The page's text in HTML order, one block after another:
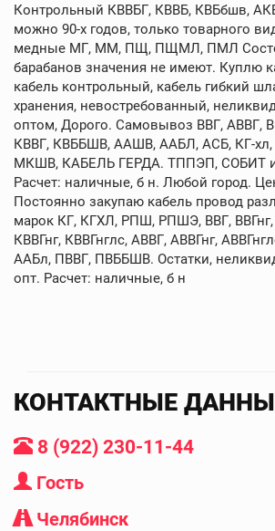
Контрольный КВВБГ, КВВБ, КВБбшв,
можно 90-х годов, только товарного
медные МГ, ММ, ПЩ, ПЩМЛ, ПМЛ
барабанов значения не имеют. Куплю
кабель контрольный, кабель гибкий
хранения, невостребованный,
оптом, Дорого. Самовывоз ВВГ, АВВГ,
КВВГ, КВББШВ, ААШВ, ААБЛ, АСБ, КГ-
МКШВ, КАБЕЛЬ ГЕРДА. ТППЭП, СОБИТ и
Расчет: наличные, б н. Любой город.
Постоянно закупаю кабель провод
марок КГ, КГХЛ, РПШ, РПШЭ, ВВГ, ВВГнг,
КВВГнг, КВВГнглс, АВВГ, АВВГнг,
ААБл, ПВВГ, ПВББШВ. Остатки,
опт. Расчет: наличные, б н
КОНТАКТНЫЕ
8 (922) 230-11-44
Гость
Челябинск